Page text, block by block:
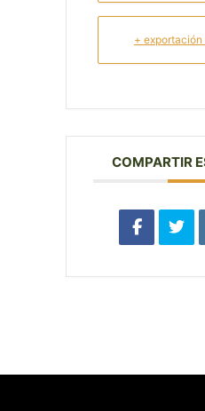
+
COMPARTIR